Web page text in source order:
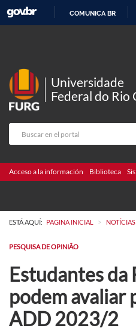
COMUNICA BR
Universidade
Federal do Rio
Acceso a la información Biblioteca
ESTÁ AQUÍ: PAGINA INICIAL > NOTÍCIAS
PESQUISA DE OPINIÃO
Estudantes da
podem avaliar
ADD 2023/2